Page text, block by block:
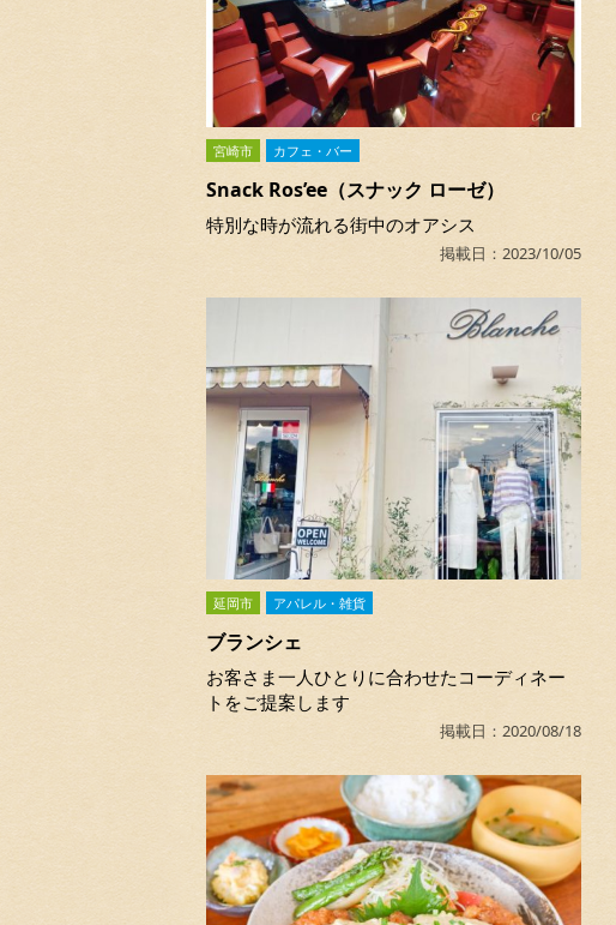
宮崎市 カフェ・バー
Snack Ros’ee（スナック ローゼ）
特別な時が流れる街中のオアシス
掲載日：2023/10/05
延岡市 アパレル・雑貨
ブランシェ
お客さま一人ひとりに合わせたコーディネー
トをご提案します
掲載日：2020/08/18